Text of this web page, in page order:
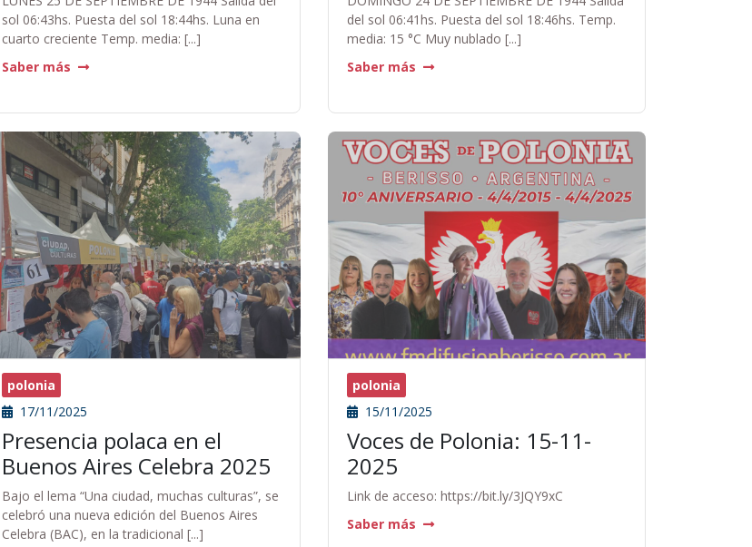
sol 06:43hs. Puesta del sol 18:44hs. Luna en
cuarto creciente Temp. media: [...]
Saber más
del sol 06:41hs. Puesta del sol 18:46hs. Temp.
media: 15 °C Muy nublado [...]
Saber más
polonia
17/11/2025
Presencia polaca en el
Buenos Aires Celebra 2025
Bajo el lema “Una ciudad, muchas culturas”, se
celebró una nueva edición del Buenos Aires
Celebra (BAC), en la tradicional [...]
polonia
15/11/2025
Voces de Polonia: 15-11-
2025
Link de acceso: https://bit.ly/3JQY9xC
Saber más